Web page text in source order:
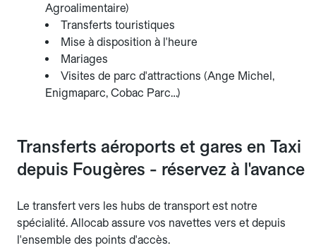
Agroalimentaire)
Transferts touristiques
Mise à disposition à l'heure
Mariages
Visites de parc d'attractions (Ange Michel,
Enigmaparc, Cobac Parc…)
Transferts aéroports et gares en Taxi
depuis Fougères - réservez à l'avance
Le transfert vers les hubs de transport est notre
spécialité. Allocab assure vos navettes vers et depuis
l'ensemble des points d'accès.